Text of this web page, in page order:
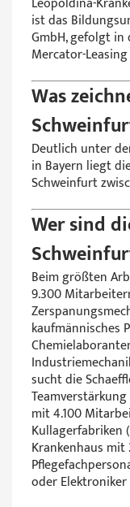
ist das
GmbH, gefolgt
Mercator-Leasing
Was
Deutlich unter
in Bayern liegt
Schweinfurt
Wer sind
Beim größten
9.300
kaufmännisches
sucht die
mit 4.100
Kullagerfabriken
Krankenhaus
oder